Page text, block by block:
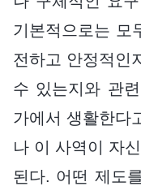
기본적으로는 모
전하고 안정적인
수 있는지와 관
가에서 생활한다
나 이 사역이 자
된다. 어떤 제도